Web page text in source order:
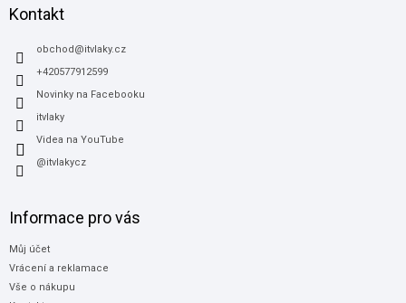
Kontakt
obchod@itvlaky.cz
+420577912599
Novinky na Facebooku
itvlaky
Videa na YouTube
@itvlakycz
Informace pro vás
Můj účet
Vrácení a reklamace
Vše o nákupu